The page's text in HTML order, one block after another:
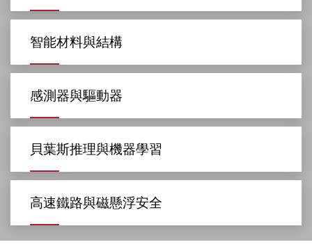
智能材料與結構
感測器與驅動器
貝葉斯推理與機器學習
高速鐵路與磁懸浮安全